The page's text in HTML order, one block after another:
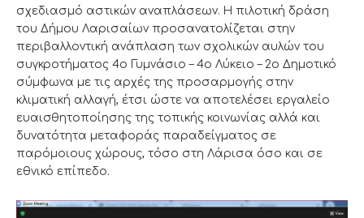
σχεδιασμό αστικών αναπλάσεων. Η πιλοτική δράση
του Δήμου Λαρισαίων προσανατολίζεται στην
περιβαλλοντική ανάπλαση των σχολικών αυλών του
συγκροτήματος 4ο Γυμνάσιο – 4ο Λύκειο – 2ο Δημοτικό
σύμφωνα με τις αρχές της προσαρμογής στην
κλιματική αλλαγή, έτσι ώστε να αποτελέσει εργαλείο
ευαισθητοποίησης της τοπικής κοινωνίας αλλά και
δυνατότητα μεταφοράς παραδείγματος σε
παρόμοιους χώρους, τόσο στη Λάρισα όσο και σε
εθνικό επίπεδο.